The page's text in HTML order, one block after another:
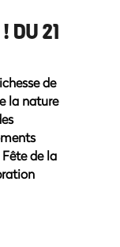
DU 21
de
la nature
de la